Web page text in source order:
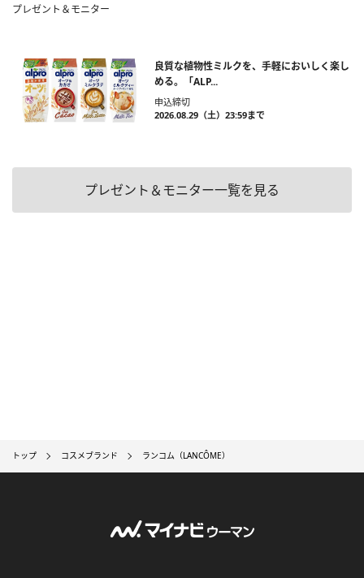
プレゼント＆モニター
良質な植物性ミルクを、手軽においしく楽し
める。「ALP...
申込締切
2026.08.29（土）23:59まで
プレゼント＆モニター一覧を見る
トップ コスメブランド ランコム（LANCÔME）